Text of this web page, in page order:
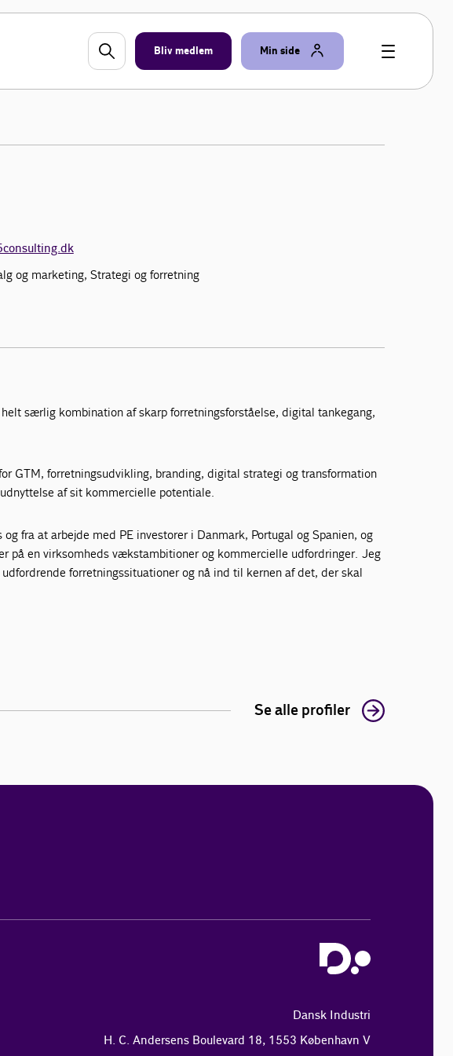
Bliv medlem Min side
og marketing, Strategi og forretning
særlig kombination af skarp forretningsforståelse, digital tankegang,
GTM, forretningsudvikling, branding, digital strategi og transformation
af sit kommercielle potentiale.
fra at arbejde med PE investorer i Danmark, Portugal og Spanien, og
på en virksomheds vækstambitioner og kommercielle udfordringer. Jeg
forretningssituationer og nå ind til kernen af det, der skal
Se alle profiler
Dansk Industri
H. C. Andersens Boulevard 18, 1553 København V